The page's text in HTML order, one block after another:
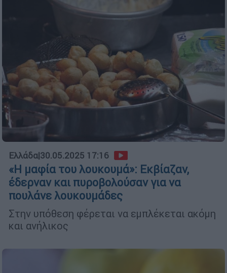
Ελλάδα|30.05.2025 17:16
«Η μαφία του λουκουμά»: Εκβίαζαν,
έδερναν και πυροβολούσαν για να
πουλάνε λουκουμάδες
Στην υπόθεση φέρεται να εμπλέκεται ακόμη
και ανήλικος